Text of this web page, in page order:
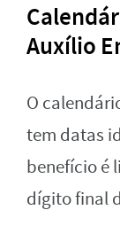
Auxílio
O
tem datas
benefício é
dígito final